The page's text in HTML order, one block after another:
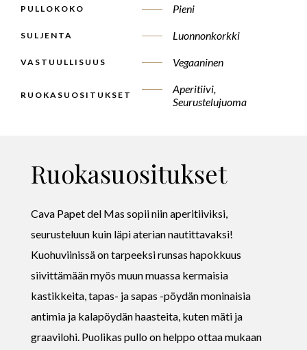
PULLOKOKO Pieni
SULJENTA Luonnonkorkki
VASTUULLISUUS Vegaaninen
RUOKASUOSITUKSET
Aperitiivi,
Seurustelujuoma
Ruokasuositukset
Cava Papet del Mas sopii niin aperitiiviksi,
seurusteluun kuin läpi aterian nautittavaksi!
Kuohuviinissä on tarpeeksi runsas hapokkuus
siivittämään myös muun muassa kermaisia
kastikkeita, tapas- ja sapas -pöydän moninaisia
antimia ja kalapöydän haasteita, kuten mäti ja
graavilohi. Puolikas pullo on helppo ottaa mukaan